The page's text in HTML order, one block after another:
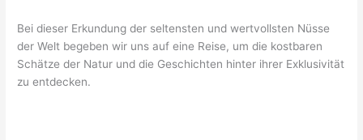
Bei dieser Erkundung der seltensten und wertvollsten Nüsse
der Welt begeben wir uns auf eine Reise, um die kostbaren
Schätze der Natur und die Geschichten hinter ihrer Exklusivität
zu entdecken.